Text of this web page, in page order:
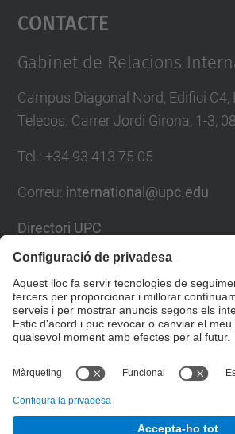
powered by
Contacte
Gabinet de Relacions
Campus Diagonal Nord, Edifici C4,
Telecos. Carrer Jordi Girona, 1-3,
Tel. : +34 93 413 75 05
Correu: international@upc.edu
Directori UPC
Formulari de contacte i bústia de
Llista Xarxes Socials